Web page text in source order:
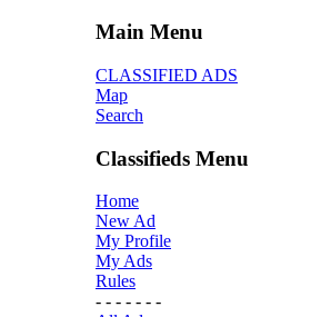
Main Menu
CLASSIFIED ADS
Map
Search
Classifieds Menu
Home
New Ad
My Profile
My Ads
Rules
- - - - - - -